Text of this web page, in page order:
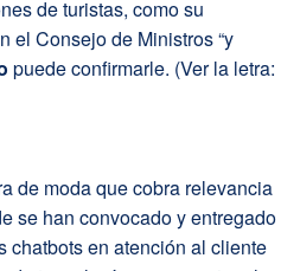
de turistas, como su
el Consejo de Ministros “y
puede confirmarle. (Ver la letra:
de moda que cobra relevancia
se han convocado y entregado
chatbots en atención al cliente